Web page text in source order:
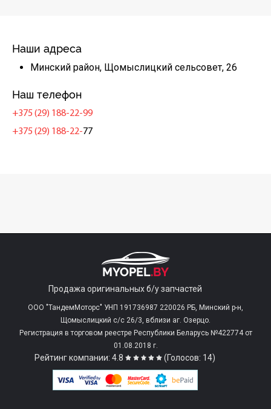
Наши адреса
Минский район, Щомыслицкий сельсовет, 26
Наш телефон
+375 (29) 188-22-99
+375 (29) 188-22-77
Продажа оригинальных б/у запчастей
ООО "ТандемМоторс" УНП 191736987 220026 РБ, Минский р-н,
Щомыслицкий с/c 26/3, вблизи аг. Озерцо.
Регистрация в торговом реестре Республики Беларусь №422774 от
01.08.2018 г.
Рейтинг компании: 4.8 (Голосов: 14)